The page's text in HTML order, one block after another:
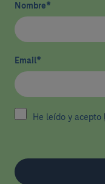
Nombre*
Email*
He leído y acepto